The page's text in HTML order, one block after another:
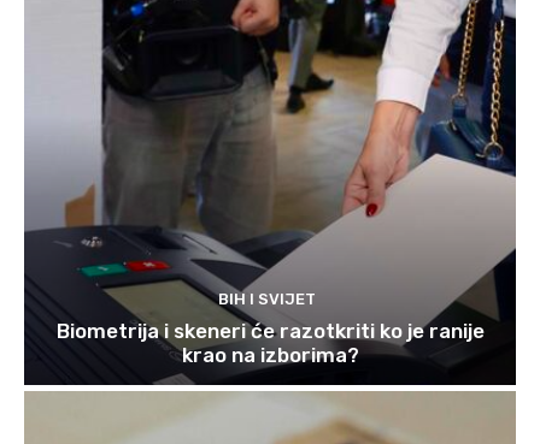
BIH I SVIJET
Biometrija i skeneri će razotkriti ko je ranije
krao na izborima?